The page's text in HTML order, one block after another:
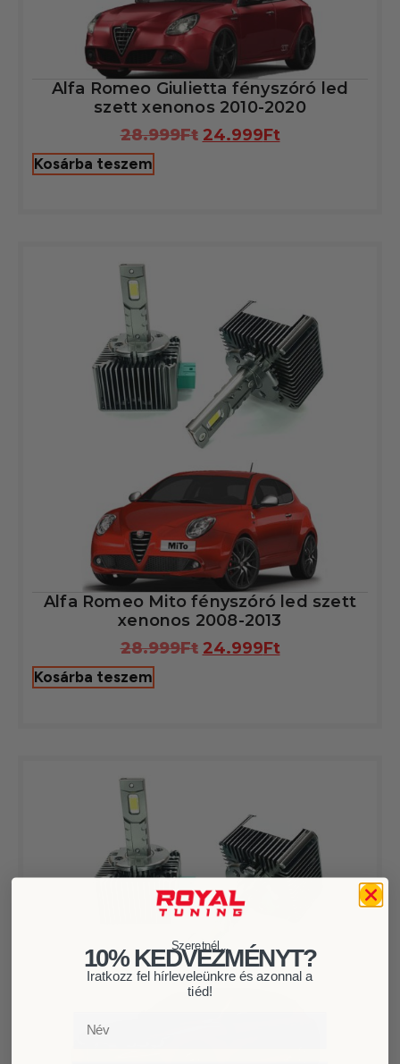
Alfa Romeo Giulietta fényszóró led
szett xenonos 2010-2020
28.999Ft 24.999Ft
Kosárba teszem
Alfa Romeo Mito fényszóró led szett
xenonos 2008-2013
28.999Ft 24.999Ft
Kosárba teszem
Szeretnél...
10% KEDVEZMÉNYT?
Iratkozz fel hírleveleünkre és azonnal a
tiéd!
Név